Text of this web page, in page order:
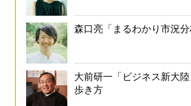
森口亮「まるわかり市況分
大前研一「ビジネス新大
歩き方